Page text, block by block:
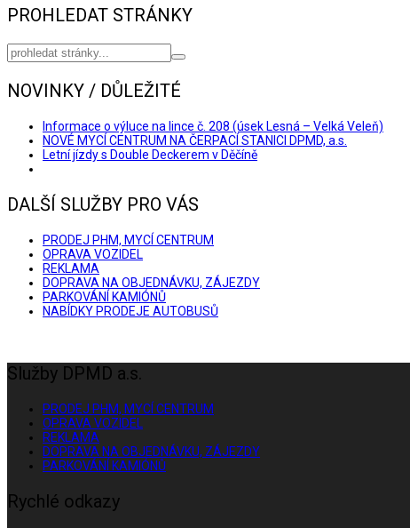
PROHLEDAT STRÁNKY
NOVINKY / DŮLEŽITÉ
Informace o výluce na lince č. 208 (úsek Lesná – Velká Veleň)
NOVÉ MYCÍ CENTRUM NA ČERPACÍ STANICI DPMD, a.s.
Letní jízdy s Double Deckerem v Děčíně
DALŠÍ SLUŽBY PRO VÁS
PRODEJ PHM, MYCÍ CENTRUM
OPRAVA VOZIDEL
REKLAMA
DOPRAVA NA OBJEDNÁVKU, ZÁJEZDY
PARKOVÁNÍ KAMIÓNŮ
NABÍDKY PRODEJE AUTOBUSŮ
Služby DPMD a.s.
PRODEJ PHM, MYCÍ CENTRUM
OPRAVA VOZIDEL
REKLAMA
DOPRAVA NA OBJEDNÁVKU, ZÁJEZDY
PARKOVÁNÍ KAMIÓNŮ
Rychlé odkazy